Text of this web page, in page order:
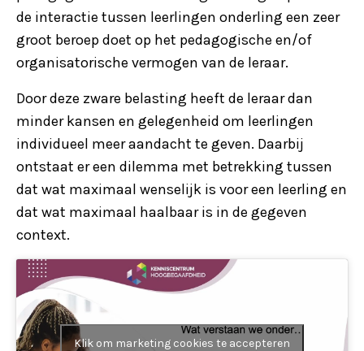
de interactie tussen leerlingen onderling een zeer
groot beroep doet op het pedagogische en/of
organisatorische vermogen van de leraar.
Door deze zware belasting heeft de leraar dan
minder kansen en gelegenheid om leerlingen
individueel meer aandacht te geven. Daarbij
ontstaat er een dilemma met betrekking tussen
dat wat maximaal wenselijk is voor een leerling en
dat wat maximaal haalbaar is in de gegeven
context.
Klik om marketing cookies te accepteren